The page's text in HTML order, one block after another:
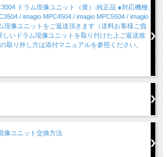
ドラム現像ユニット（黄）:純正品 ●対応機種:
/ imagio MPC4504 / imagio MPC5504 / imagio
像ユニットをご返送頂きます（送料お客様ご負
いドラム現像ユニットを取り付けた上ご返送致
取り外し方は添付マニュアルを参照ください。
像ユニット交換方法